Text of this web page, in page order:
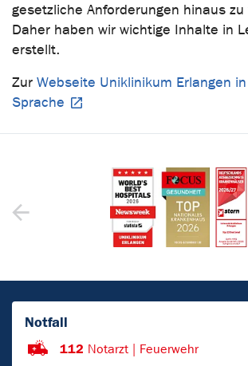
gesetzliche Anforderungen hinaus
Daher haben wir wichtige Inhalte in
erstellt.
Zur Webseite Uniklinikum Erlangen
Sprache
Notfall
112 Notarzt | Feuerwehr